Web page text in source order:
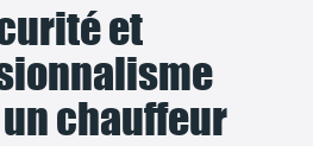
et
chauffeur